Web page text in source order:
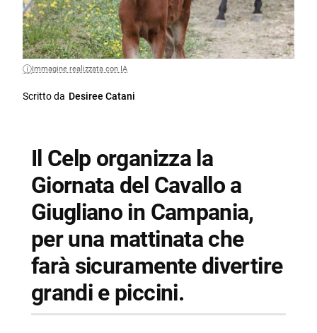
Immagine realizzata con IA
Scritto da Desiree Catani
Il Celp organizza la
Giornata del Cavallo a
Giugliano in Campania,
per una mattinata che
farà sicuramente divertire
grandi e piccini.